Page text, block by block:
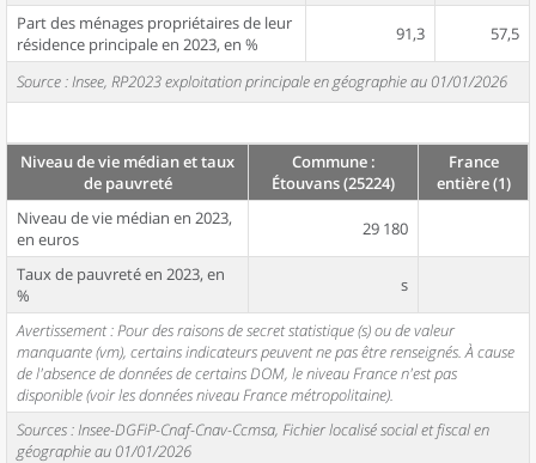
Part des ménages propriétaires de leur
résidence principale en 2023, en %
91,3 57,5
Source : Insee, RP2023 exploitation principale en géographie au 01/01/2026
Niveau de vie médian et taux
de pauvreté
Commune :
Étouvans (25224)
France
entière (1)
Niveau de vie médian en 2023,
en euros
29 180
Taux de pauvreté en 2023, en
%
s
Avertissement : Pour des raisons de secret statistique (s) ou de valeur
manquante (vm), certains indicateurs peuvent ne pas être renseignés. À cause
de l'absence de données de certains DOM, le niveau France n'est pas
disponible (voir les données niveau France métropolitaine).
Sources : Insee-DGFiP-Cnaf-Cnav-Ccmsa, Fichier localisé social et fiscal en
géographie au 01/01/2026